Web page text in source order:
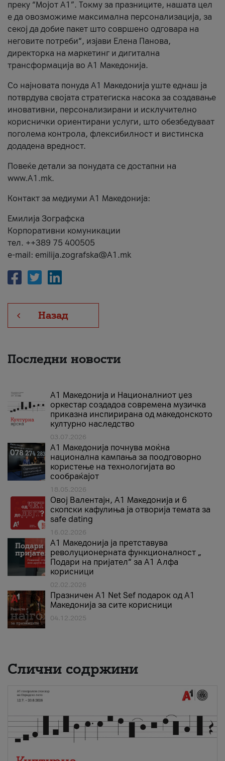
преку “Мојот А1”. Токму за празниците, нашата цел
е да овозможиме максимална персонализација, за
секој да добие пакет што совршено одговара на
неговите потреби“, изјави Елена Панова,
директорка на маркетинг и дигитална
трансформација во А1 Македонија.
Со најновата понуда А1 Македонија уште еднаш ја
потврдува својата стратегиска насока за создавање
иновативни, персонализирани и исклучително
кориснички ориентирани услуги, што обезбедуваат
поголема контрола, флексибилност и вистинска
додадена вредност.
Повеќе детали за понудата се достапни на
www.А1.mk.
Контакт за медиуми А1 Македонија:
Емилија Зографска
Корпоративни комуникации
тел. ++389 75 400505
e-mail: emilija.zografska@A1.mk
Назад
Последни новости
А1 Македонија и Националниот џез
оркестар создадоа современа музичка
приказна инспирирана од македонското
културно наследство
03.07.2026
A1 Македонија почнува моќна
национална кампања за поодговорно
користење на технологијата во
сообраќајот
18.05.2026
Овој Валентајн, A1 Македонија и 6
скопски кафулиња ја отворија темата за
safe dating
16.02.2026
А1 Македонија ја претставува
револуционерната функционалност „
Подари на пријател“ за А1 Алфа
корисници
02.02.2026
Празничен A1 Net Sеf подарок од А1
Македонија за сите корисници
04.12.2025
Слични содржини